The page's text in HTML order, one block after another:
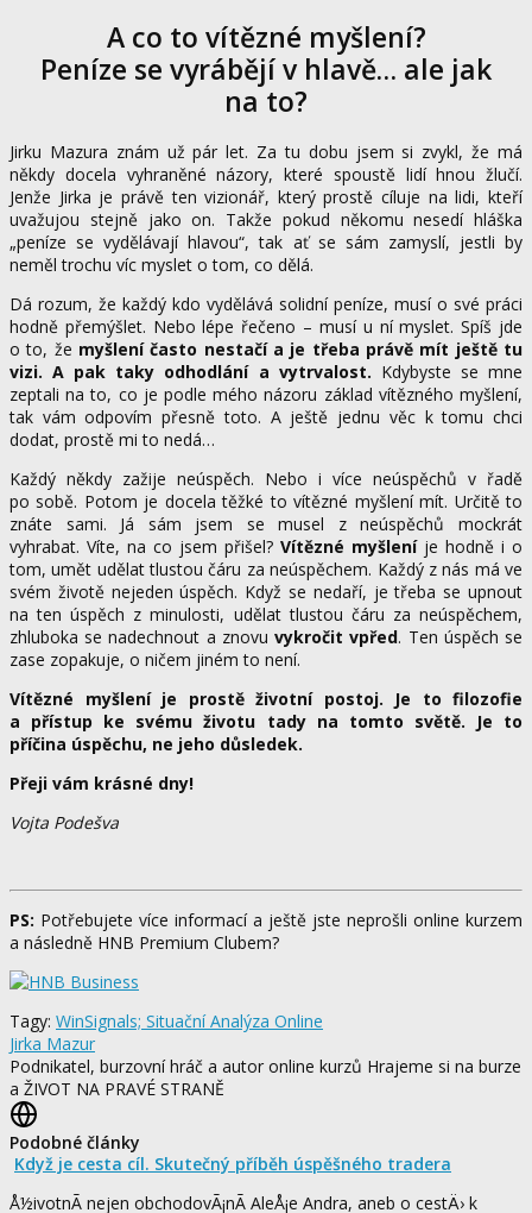
A co to vítězné myšlení?
Peníze se vyrábějí v hlavě… ale jak
na to?
Jirku Mazura znám už pár let. Za tu dobu jsem si zvykl, že má
někdy docela vyhraněné názory, které spoustě lidí hnou žlučí.
Jenže Jirka je právě ten vizionář, který prostě cíluje na lidi, kteří
uvažujou stejně jako on. Takže pokud někomu nesedí hláška
„peníze se vydělávají hlavou“, tak ať se sám zamyslí, jestli by
neměl trochu víc myslet o tom, co dělá.
Dá rozum, že každý kdo vydělává solidní peníze, musí o své práci
hodně přemýšlet. Nebo lépe řečeno – musí u ní myslet. Spíš jde
o to, že myšlení často nestačí a je třeba právě mít ještě tu
vizi. A pak taky odhodlání a vytrvalost. Kdybyste se mne
zeptali na to, co je podle mého názoru základ vítězného myšlení,
tak vám odpovím přesně toto. A ještě jednu věc k tomu chci
dodat, prostě mi to nedá…
Každý někdy zažije neúspěch. Nebo i více neúspěchů v řadě
po sobě. Potom je docela těžké to vítězné myšlení mít. Určitě to
znáte sami. Já sám jsem se musel z neúspěchů mockrát
vyhrabat. Víte, na co jsem přišel? Vítězné myšleníje hodně i o
tom, umět udělat tlustou čáru za neúspěchem. Každý z nás má ve
svém životě nejeden úspěch. Když se nedaří, je třeba se upnout
na ten úspěch z minulosti, udělat tlustou čáru za neúspěchem,
zhluboka se nadechnout a znovuvykročit vpřed. Ten úspěch se
zase zopakuje, o ničem jiném to není.
Vítězné myšlení je prostě životní postoj. Je to filozofie
a přístup ke svému životu tady na tomto světě. Je to
příčina úspěchu, ne jeho důsledek.
Přeji vám krásné dny!
Vojta Podešva
PS: Potřebujete více informací a ještě jste neprošli online kurzem
a následně HNB Premium Clubem?
Tagy: WinSignals; Situační Analýza Online
Jirka Mazur
Podnikatel, burzovní hráč a autor online kurzů Hrajeme si na burze
a ŽIVOT NA PRAVÉ STRANĚ
Podobné články
Když je cesta cíl. Skutečný příběh úspěšného tradera
Å½ivotnÃ­ nejen obchodovÃ¡nÃ­ AleÅ¡e Andra, aneb o cestÄ› k